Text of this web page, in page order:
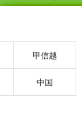
甲信越
中国